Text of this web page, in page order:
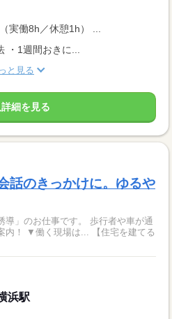
実働8h／休憩1h） ...
・1週間おきに...
と見る
細を見る
話のきっかけに。ゆるや
事です。 歩行者や車が通
を建てる
浜駅